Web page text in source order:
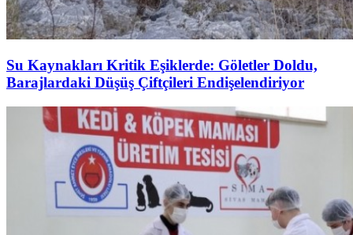
Su Kaynakları Kritik Eşiklerde: Göletler Doldu,
Barajlardaki Düşüş Çiftçileri Endişelendiriyor